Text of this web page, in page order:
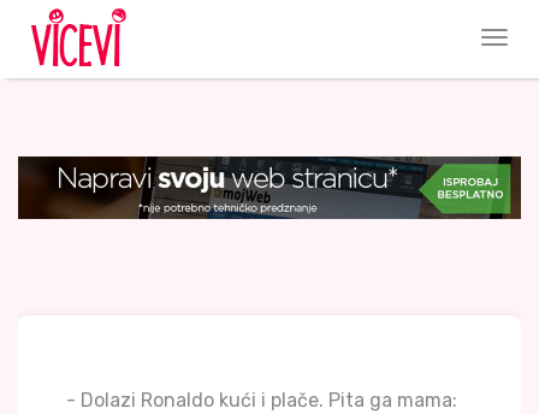
- Dolazi Ronaldo kući i plače. Pita ga mama: